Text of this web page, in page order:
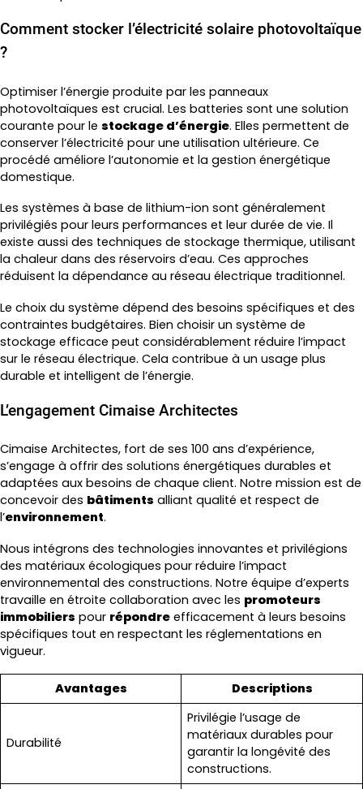
Comment stocker l’électricité solaire photovoltaïque
?
Optimiser l’énergie produite par les panneaux
photovoltaïques est crucial. Les batteries sont une solution
courante pour le stockage d’énergie. Elles permettent de
conserver l’électricité pour une utilisation ultérieure. Ce
procédé améliore l’autonomie et la gestion énergétique
domestique.
Les systèmes à base de lithium-ion sont généralement
privilégiés pour leurs performances et leur durée de vie. Il
existe aussi des techniques de stockage thermique, utilisant
la chaleur dans des réservoirs d’eau. Ces approches
réduisent la dépendance au réseau électrique traditionnel.
Le choix du système dépend des besoins spécifiques et des
contraintes budgétaires. Bien choisir un système de
stockage efficace peut considérablement réduire l’impact
sur le réseau électrique. Cela contribue à un usage plus
durable et intelligent de l’énergie.
L’engagement Cimaise Architectes
Cimaise Architectes, fort de ses 100 ans d’expérience,
s’engage à offrir des solutions énergétiques durables et
adaptées aux besoins de chaque client. Notre mission est de
concevoir des bâtiments alliant qualité et respect de
l’environnement.
Nous intégrons des technologies innovantes et privilégions
des matériaux écologiques pour réduire l’impact
environnemental des constructions. Notre équipe d’experts
travaille en étroite collaboration avec les promoteurs
immobiliers pour répondre efficacement à leurs besoins
spécifiques tout en respectant les réglementations en
vigueur.
Avantages Descriptions
Durabilité
Privilégie l’usage de
matériaux durables pour
garantir la longévité des
constructions.